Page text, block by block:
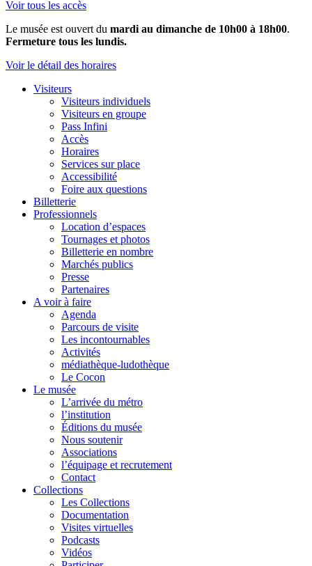
Voir tous les accès
Le musée est ouvert du mardi au dimanche de 10h00 à 18h00.
Fermeture tous les lundis.
Voir le détail des horaires
Visiteurs
Visiteurs individuels
Visiteurs en groupe
Pass Infini
Accès
Horaires
Services sur place
Accessibilité
Foire aux questions
Billetterie
Professionnels
Location d’espaces
Tournages et photos
Billetterie en nombre
Marchés publics
Presse
Partenaires
A voir à faire
Agenda
Parcours de visite
Les incontournables
Activités
médiathèque-ludothèque
Le Cocon
Le musée
L’arrivée du métro
l’institution
Éditions du musée
Nous soutenir
Associations
l’équipage et recrutement
Contact
Collections
Les Collections
Documentation
Visites virtuelles
Podcasts
Vidéos